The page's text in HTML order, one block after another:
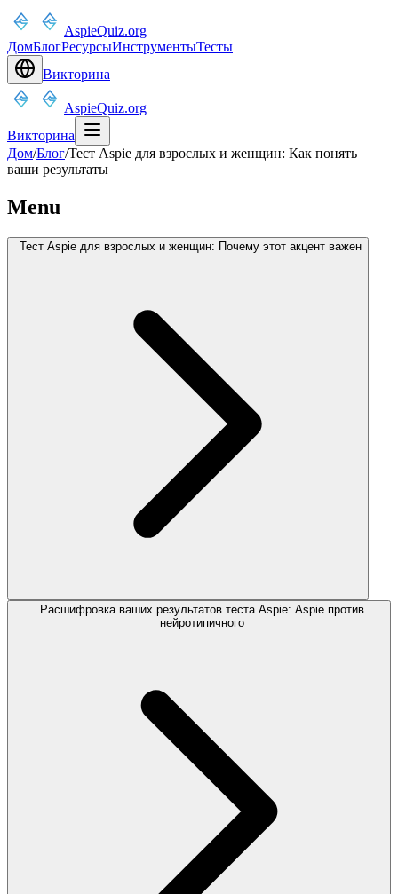
AspieQuiz.org
ДомБлогРесурсыИнструментыТесты
Викторина
AspieQuiz.org
Викторина
Дом/Блог/Тест Aspie для взрослых и женщин: Как понять
ваши результаты
Menu
Тест Aspie для взрослых и женщин: Почему этот акцент важен
Расшифровка ваших результатов теста Aspie: Aspie против
нейротипичного